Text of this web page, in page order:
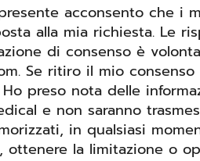
acconsento che
alla mia richiesta. Le
di consenso è
Se ritiro il mio
delle informazioni
e non saranno
in qualsiasi
la limitazione o